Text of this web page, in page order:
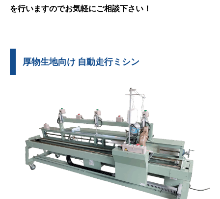
を行いますのでお気軽にご相談下さい！
厚物生地向け 自動走行ミシン